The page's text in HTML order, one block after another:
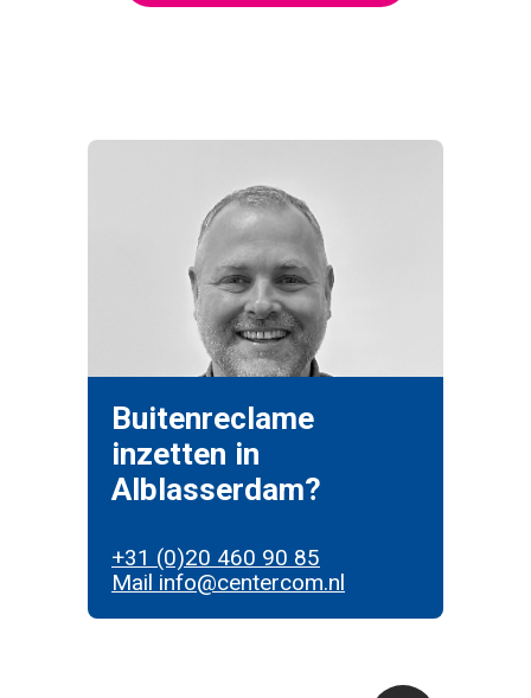
Buitenreclame
inzetten in
Alblasserdam?
+31 (0)20 460 90 85
Mail info@centercom.nl